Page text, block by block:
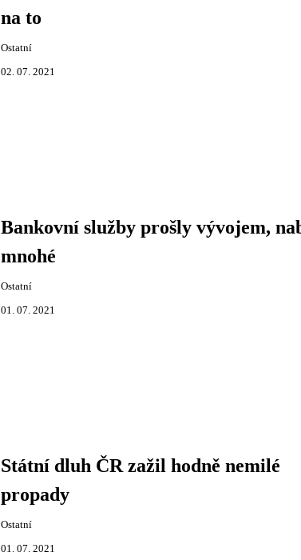
na to
Ostatní
02. 07. 2021
Bankovní služby prošly vývojem,
mnohé
Ostatní
01. 07. 2021
Státní dluh ČR zažil hodně nemilé
propady
Ostatní
01. 07. 2021